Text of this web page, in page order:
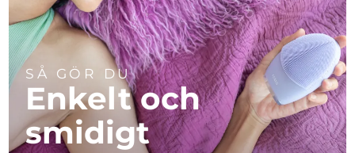
SÅ GÖR DU
Enkelt och
smidigt